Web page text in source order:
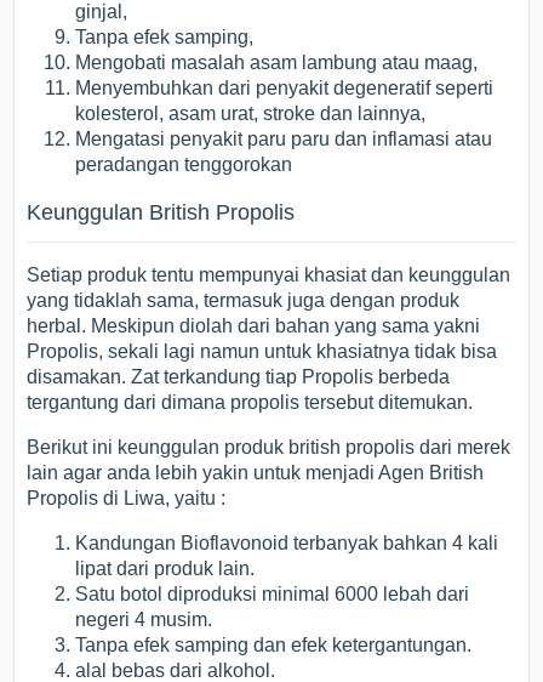
ginjal,
Tanpa efek samping,
Mengobati masalah asam lambung atau maag,
Menyembuhkan dari penyakit degeneratif seperti
kolesterol, asam urat, stroke dan lainnya,
Mengatasi penyakit paru paru dan inflamasi atau
peradangan tenggorokan
Keunggulan British Propolis
Setiap produk tentu mempunyai khasiat dan keunggulan
yang tidaklah sama, termasuk juga dengan produk
herbal. Meskipun diolah dari bahan yang sama yakni
Propolis, sekali lagi namun untuk khasiatnya tidak bisa
disamakan. Zat terkandung tiap Propolis berbeda
tergantung dari dimana propolis tersebut ditemukan.
Berikut ini keunggulan produk british propolis dari merek
lain agar anda lebih yakin untuk menjadi Agen British
Propolis di Liwa, yaitu :
Kandungan Bioflavonoid terbanyak bahkan 4 kali
lipat dari produk lain.
Satu botol diproduksi minimal 6000 lebah dari
negeri 4 musim.
Tanpa efek samping dan efek ketergantungan.
alal bebas dari alkohol.